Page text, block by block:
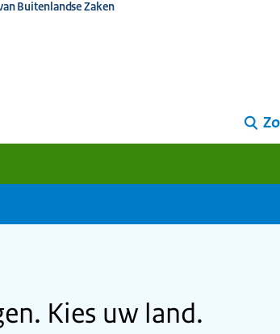
Buitenlandse Zaken
Kies uw land.